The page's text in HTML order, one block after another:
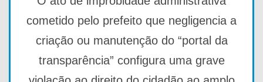
cometido pelo prefeito que negligencia a
criação ou manutenção do “portal da
transparência” configura uma grave